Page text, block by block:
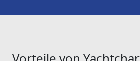
Vorteile von